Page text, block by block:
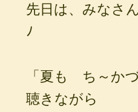
先日は、みなさ
ﾉ
「夏も ち～か
聴きながら